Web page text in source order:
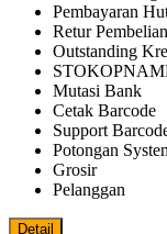
Pembayaran
Retur
Outstanding
Mutasi Bank
Cetak Barcode
Support
Potongan
Grosir
Pelanggan
Detail